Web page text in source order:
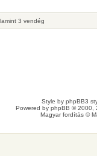
3 vendég
Style by phpBB3
Powered by phpBB © 2000,
Magyar fordítás ©